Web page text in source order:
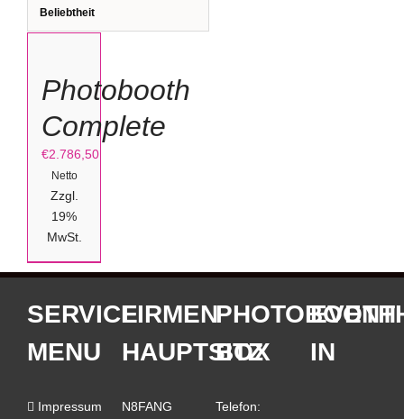
Beliebtheit
OPTIONEN
WÄHLEN
DETAILS
Photobooth
Complete
€2.786,50
Netto
Zzgl.
19%
MwSt.
SERVICE
MENU
Impressum
FIRMEN
HAUPTSITZ
N8FANG
PHOTOBOOTH
BOX
Telefon:
IN